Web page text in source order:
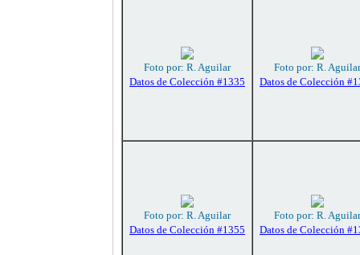
Foto por: R. Aguilar
Datos de Colección #1335
Foto por: R. Aguilar
Datos de Colección
Foto por: R. Aguilar
Datos de Colección #1355
Foto por: R. Aguilar
Datos de Colección